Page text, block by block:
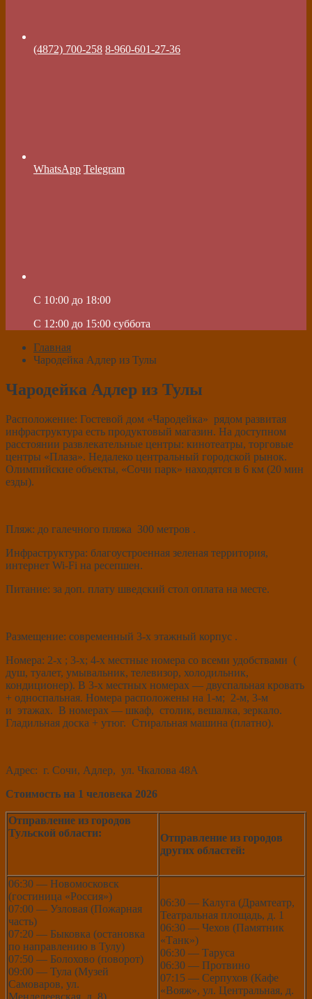
(4872) 700-258 8-960-601-27-36
WhatsApp Telegram
C 10:00 до 18:00
C 12:00 до 15:00 суббота
Главная
Чародейка Адлер из Тулы
Чародейка Адлер из Тулы
Расположение: Гостевой дом «Чародейка» рядом развитая
инфраструктура есть продуктовый магазин. На доступном
расстоянии развлекательные центры: кинотеатры, торговые
центры «Плаза». Недалеко центральный городской рынок.
Олимпийские объекты, «Сочи парк» находятся в 6 км (20 мин
езды).
Пляж: до галечного пляжа 300 метров .
Инфраструктура: благоустроенная зеленая территория,
интернет Wi-Fi на ресепшен.
Питание: за доп. плату шведский стол оплата на месте.
Размещение: современный 3-х этажный корпус .
Номера: 2-х ; 3-х; 4-х местные номера со всеми удобствами (
душ, туалет, умывальник, телевизор, холодильник,
кондиционер). В 3-х местных номерах — двуспальная кровать
+ односпальная. Номера расположены на 1-м; 2-м, 3-м
и этажах. В номерах — шкаф, столик, вешалка, зеркало.
Гладильная доска + утюг. Стиральная машина (платно).
Адрес: г. Сочи, Адлер, ул. Чкалова 48А
Стоимость на 1 человека 2026
Отправление из городов
Тульской области:
Отправление из городов
других областей:
06:30 — Новомосковск
(гостиница «Россия»)
07:00 — Узловая (Пожарная
часть)
07:20 — Быковка (остановка
по направлению в Тулу)
07:50 — Болохово (поворот)
09:00 — Тула (Музей
Самоваров, ул.
Менделеевская, д. 8)
06:30 — Калуга (Драмтеатр,
Театральная площадь, д. 1
06:30 — Чехов (Памятник
«Танк»)
06:30 — Таруса
06:30 — Протвино
07:15 — Серпухов (Кафе
«Вояж», ул. Центральная, д.